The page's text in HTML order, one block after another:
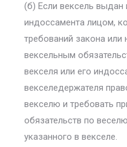
(б) Если вексель выдан
индоссамента лицом,
требований закона или
вексельным
векселя или его
векселедержателя
векселю и требовать
обязательств по
указанного в векселе.